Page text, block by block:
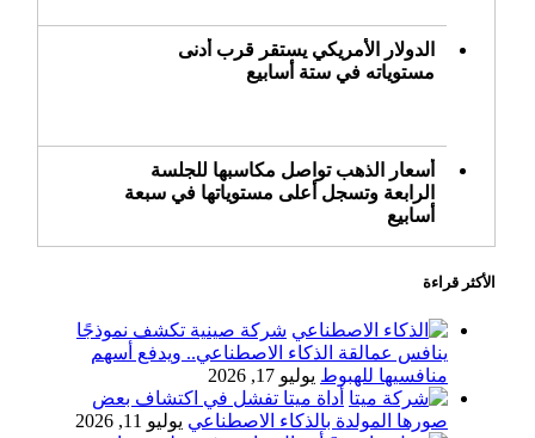
الدولار الأمريكي يستقر قرب أدنى
مستوياته في ستة أسابيع
أسعار الذهب تواصل مكاسبها للجلسة
الرابعة وتسجل أعلى مستوياتها في سبعة
أسابيع
أسعار النفط ترتفع وسط ترقب نتائج
«طيران الرياض» يدشن أولى رحلاته إلى
مومباي ويضيف الوجهة التشغيلية الثامنة
الأكثر قراءة
شركة صينية تكشف نموذجًا
ينافس عمالقة الذكاء الاصطناعي.. ويدفع أسهم
منافسيها للهبوط يوليو 17, 2026
أداة ميتا تفشل في اكتشاف بعض
صورها المولدة بالذكاء الاصطناعي يوليو 11, 2026